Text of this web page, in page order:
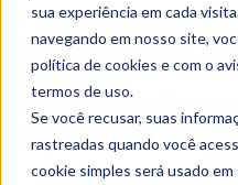
sua experiência em cada
navegando em nosso site,
política de cookies e com o
termos de uso.
Se você recusar, suas
rastreadas quando você
cookie simples será usado
Home > Cursos > EAD > Pós-
Enfermagem: Urgência e
Especialização
Urgência e